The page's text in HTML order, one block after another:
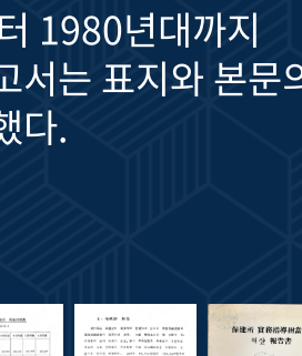
1980년대까지
서는 표지와 본문
다.